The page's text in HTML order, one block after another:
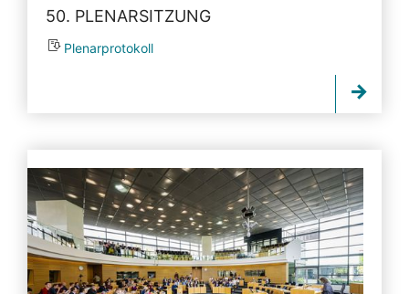
50. PLENARSITZUNG
Plenarprotokoll